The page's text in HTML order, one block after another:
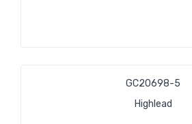
GC20698-5
Highlead